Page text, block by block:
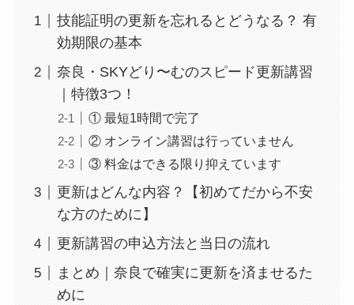
技能証明の更新を忘れるとどうなる？ 有
効期限の基本
奈良・SKYどり〜むのスピード更新講習
｜特徴3つ！
① 最短1時間で完了
② オンライン講習は行っていません
③ 料金はできる限り抑えています
更新はどんな内容？【初めてだから不安
な方のために】
更新講習の申込方法と当日の流れ
まとめ｜奈良で確実に更新を済ませるた
めに